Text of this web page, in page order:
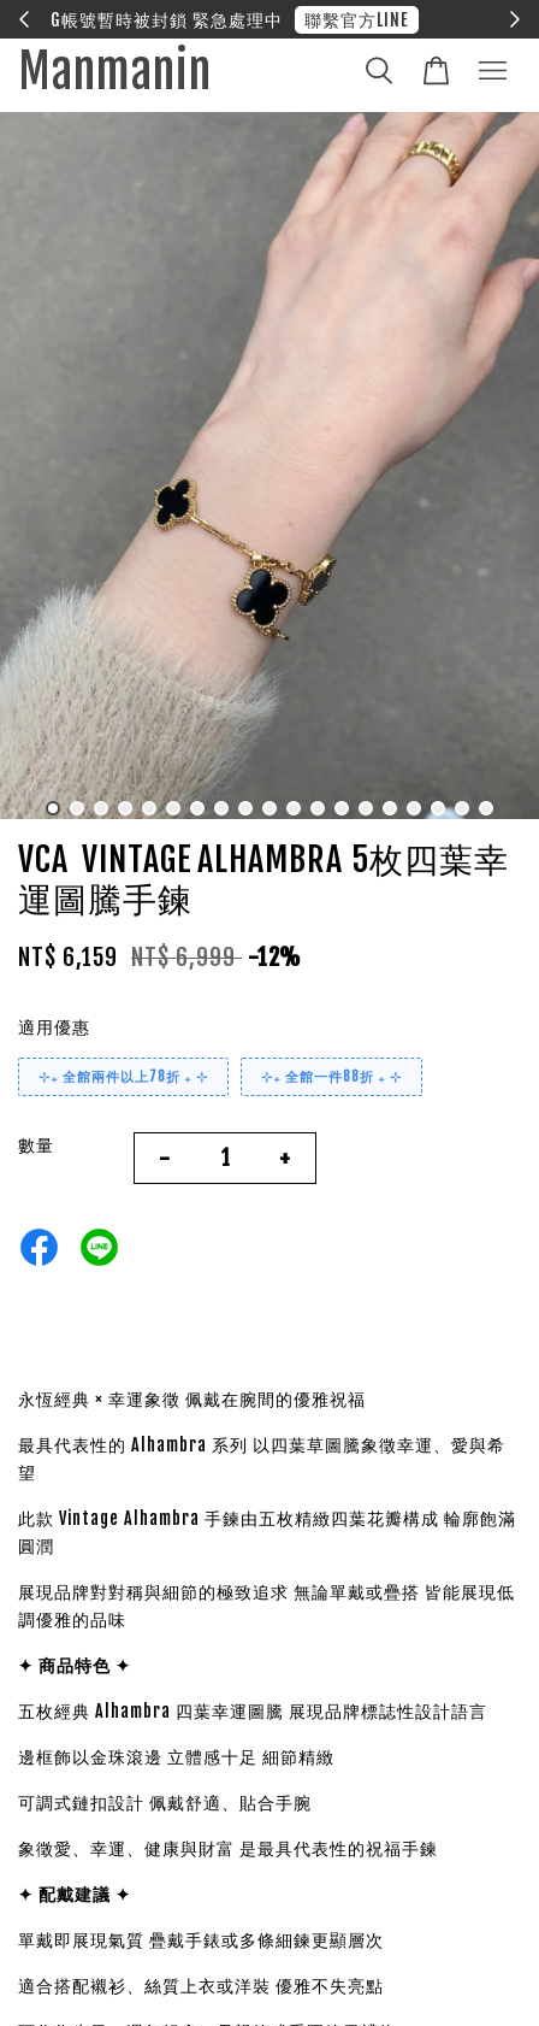
❤︎ 全館滿兩萬享免運
Manmanin
VCA VINTAGE ALHAMBRA 5枚四葉幸
運圖騰手鍊
NT$ 6,159 NT$ 6,999 -12%
適用優惠
⊹₊ 全館兩件以上78折 ₊ ⊹ ⊹₊ 全館一件88折 ₊ ⊹
數量 - +
永恆經典 × 幸運象徵 佩戴在腕間的優雅祝福
最具代表性的 Alhambra 系列 以四葉草圖騰象徵幸運、愛與希
望
此款 Vintage Alhambra 手鍊由五枚精緻四葉花瓣構成 輪廓飽滿
圓潤
展現品牌對對稱與細節的極致追求 無論單戴或疊搭 皆能展現低
調優雅的品味
✦ 商品特色 ✦
五枚經典 Alhambra 四葉幸運圖騰 展現品牌標誌性設計語言
邊框飾以金珠滾邊 立體感十足 細節精緻
可調式鏈扣設計 佩戴舒適、貼合手腕
象徵愛、幸運、健康與財富 是最具代表性的祝福手鍊
✦ 配戴建議 ✦
單戴即展現氣質 疊戴手錶或多條細鍊更顯層次
適合搭配襯衫、絲質上衣或洋裝 優雅不失亮點